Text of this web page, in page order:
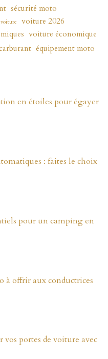
sécurité moto
voiture voiture 2026
voiture économique
équipement moto
en étoiles pour égayer
: faites le choix
pour un camping en
à offrir aux conductrices
portes de voiture avec